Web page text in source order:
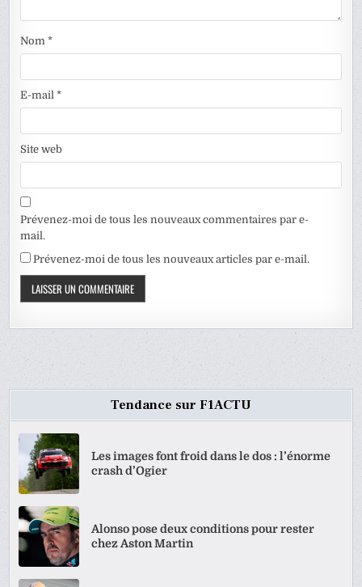
Nom*
E-mail*
Site web
Prévenez-moi de tous les nouveaux commentaires par e-
mail.
Prévenez-moi de tous les nouveaux articles par e-mail.
Tendance sur F1ACTU
Les images font froid dans le dos : l’énorme
crash d’Ogier
Alonso pose deux conditions pour rester
chez Aston Martin